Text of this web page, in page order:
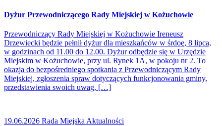
Dyżur Przewodniczącego Rady Miejskiej w Kożuchowie
Przewodniczący Rady Miejskiej w Kożuchowie Ireneusz
Drzewiecki będzie pełnił dyżur dla mieszkańców w śrdoę, 8 lipca,
w godzinach od 11.00 do 12.00. Dyżur odbędzie się w Urzędzie
Miejskim w Kożuchowie, przy ul. Rynek 1A, w pokoju nr 2. To
okazja do bezpośredniego spotkania z Przewodniczącym Rady
Miejskiej, zgłoszenia spraw dotyczących funkcjonowania gminy,
przedstawienia swoich uwag, […]
19.06.2026 Rada Miejska Aktualności